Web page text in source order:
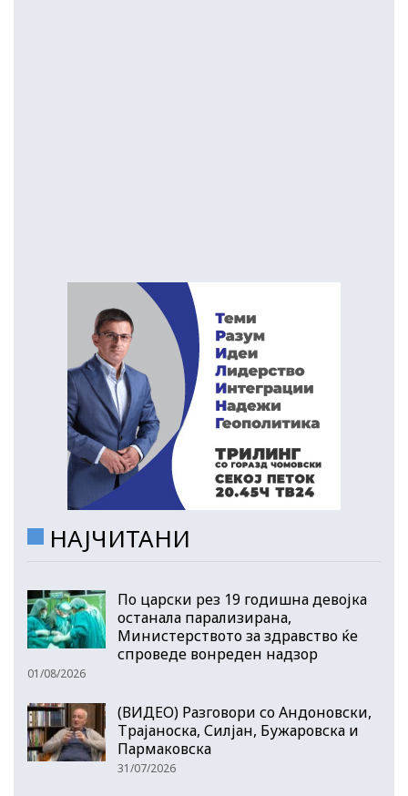
НАЈЧИТАНИ
По царски рез 19 годишна девојка
останала парализирана,
Министерството за здравство ќе
спроведе вонреден надзор
01/08/2026
(ВИДЕО) Разговори со Андоновски,
Трајаноска, Силјан, Бужаровска и
Пармаковска
31/07/2026